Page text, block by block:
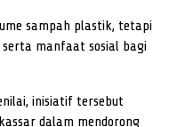
sampah plastik, tetapi
manfaat sosial bagi
inisiatif tersebut
dalam mendorong